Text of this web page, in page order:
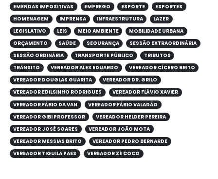
EMENDAS IMPOSITIVAS
EMPREGO ESPORTE
ESPORTES
HOMENAGEM
IMPRENSA INFRAESTRUTURA
LAZER
LEGISLATIVO
LEIS MEIO AMBIENTE
MOBILIDADE URBANA
ORÇAMENTO
SAÚDE SEGURANÇA
SESSÃO EXTRAORDINÁRIA
SESSÃO ORDINÁRIA
TRANSPORTE PÚBLICO
TRIBUTOS
TRÂNSITO
VEREADOR ALEX EDUARDO
VEREADOR CÍCERO BRITO
VEREADOR DOUGLAS GUARITA
VEREADOR DR. GRILO
VEREADOR EDILSINHO RODRIGUES
VEREADOR FLÁVIO XAVIER
VEREADOR FÁBIO DA VAN
VEREADOR FÁBIO VALADÃO
VEREADOR GIBI PROFESSOR
VEREADOR HELDER PEREIRA
VEREADOR JOSÉ SOARES
VEREADOR JOÃO MOTA
VEREADOR MESSIAS BRITO
VEREADOR PEDRO BERNARDE
VEREADOR TIGUILA PAES
VEREADOR ZÉ COCO